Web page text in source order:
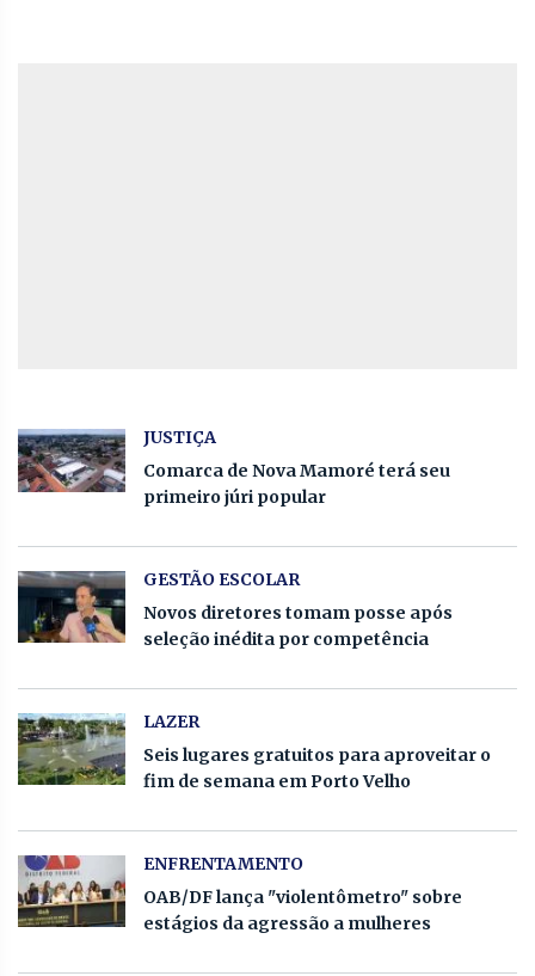
JUSTIÇA
Comarca de Nova Mamoré terá seu
primeiro júri popular
GESTÃO ESCOLAR
Novos diretores tomam posse após
seleção inédita por competência
LAZER
Seis lugares gratuitos para aproveitar o
fim de semana em Porto Velho
ENFRENTAMENTO
OAB/DF lança "violentômetro" sobre
estágios da agressão a mulheres